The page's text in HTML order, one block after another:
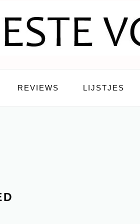
REVIEWS LIJSTJES